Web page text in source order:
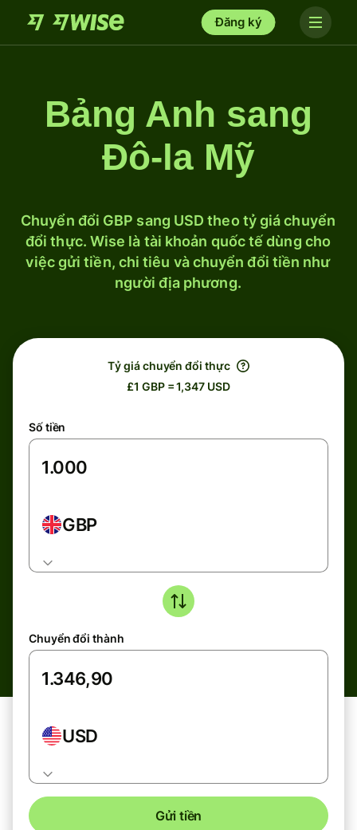
Đăng ký
Bảng Anh sang
Đô-la Mỹ
Chuyển đổi GBP sang USD theo tỷ giá chuyển
đổi thực. Wise là tài khoản quốc tế dùng cho
việc gửi tiền, chi tiêu và chuyển đổi tiền như
người địa phương.
Tỷ giá chuyển đổi thực
£1 GBP = 1,347 USD
Số tiền
GBP
Chuyển đổi thành
USD
Gửi tiền